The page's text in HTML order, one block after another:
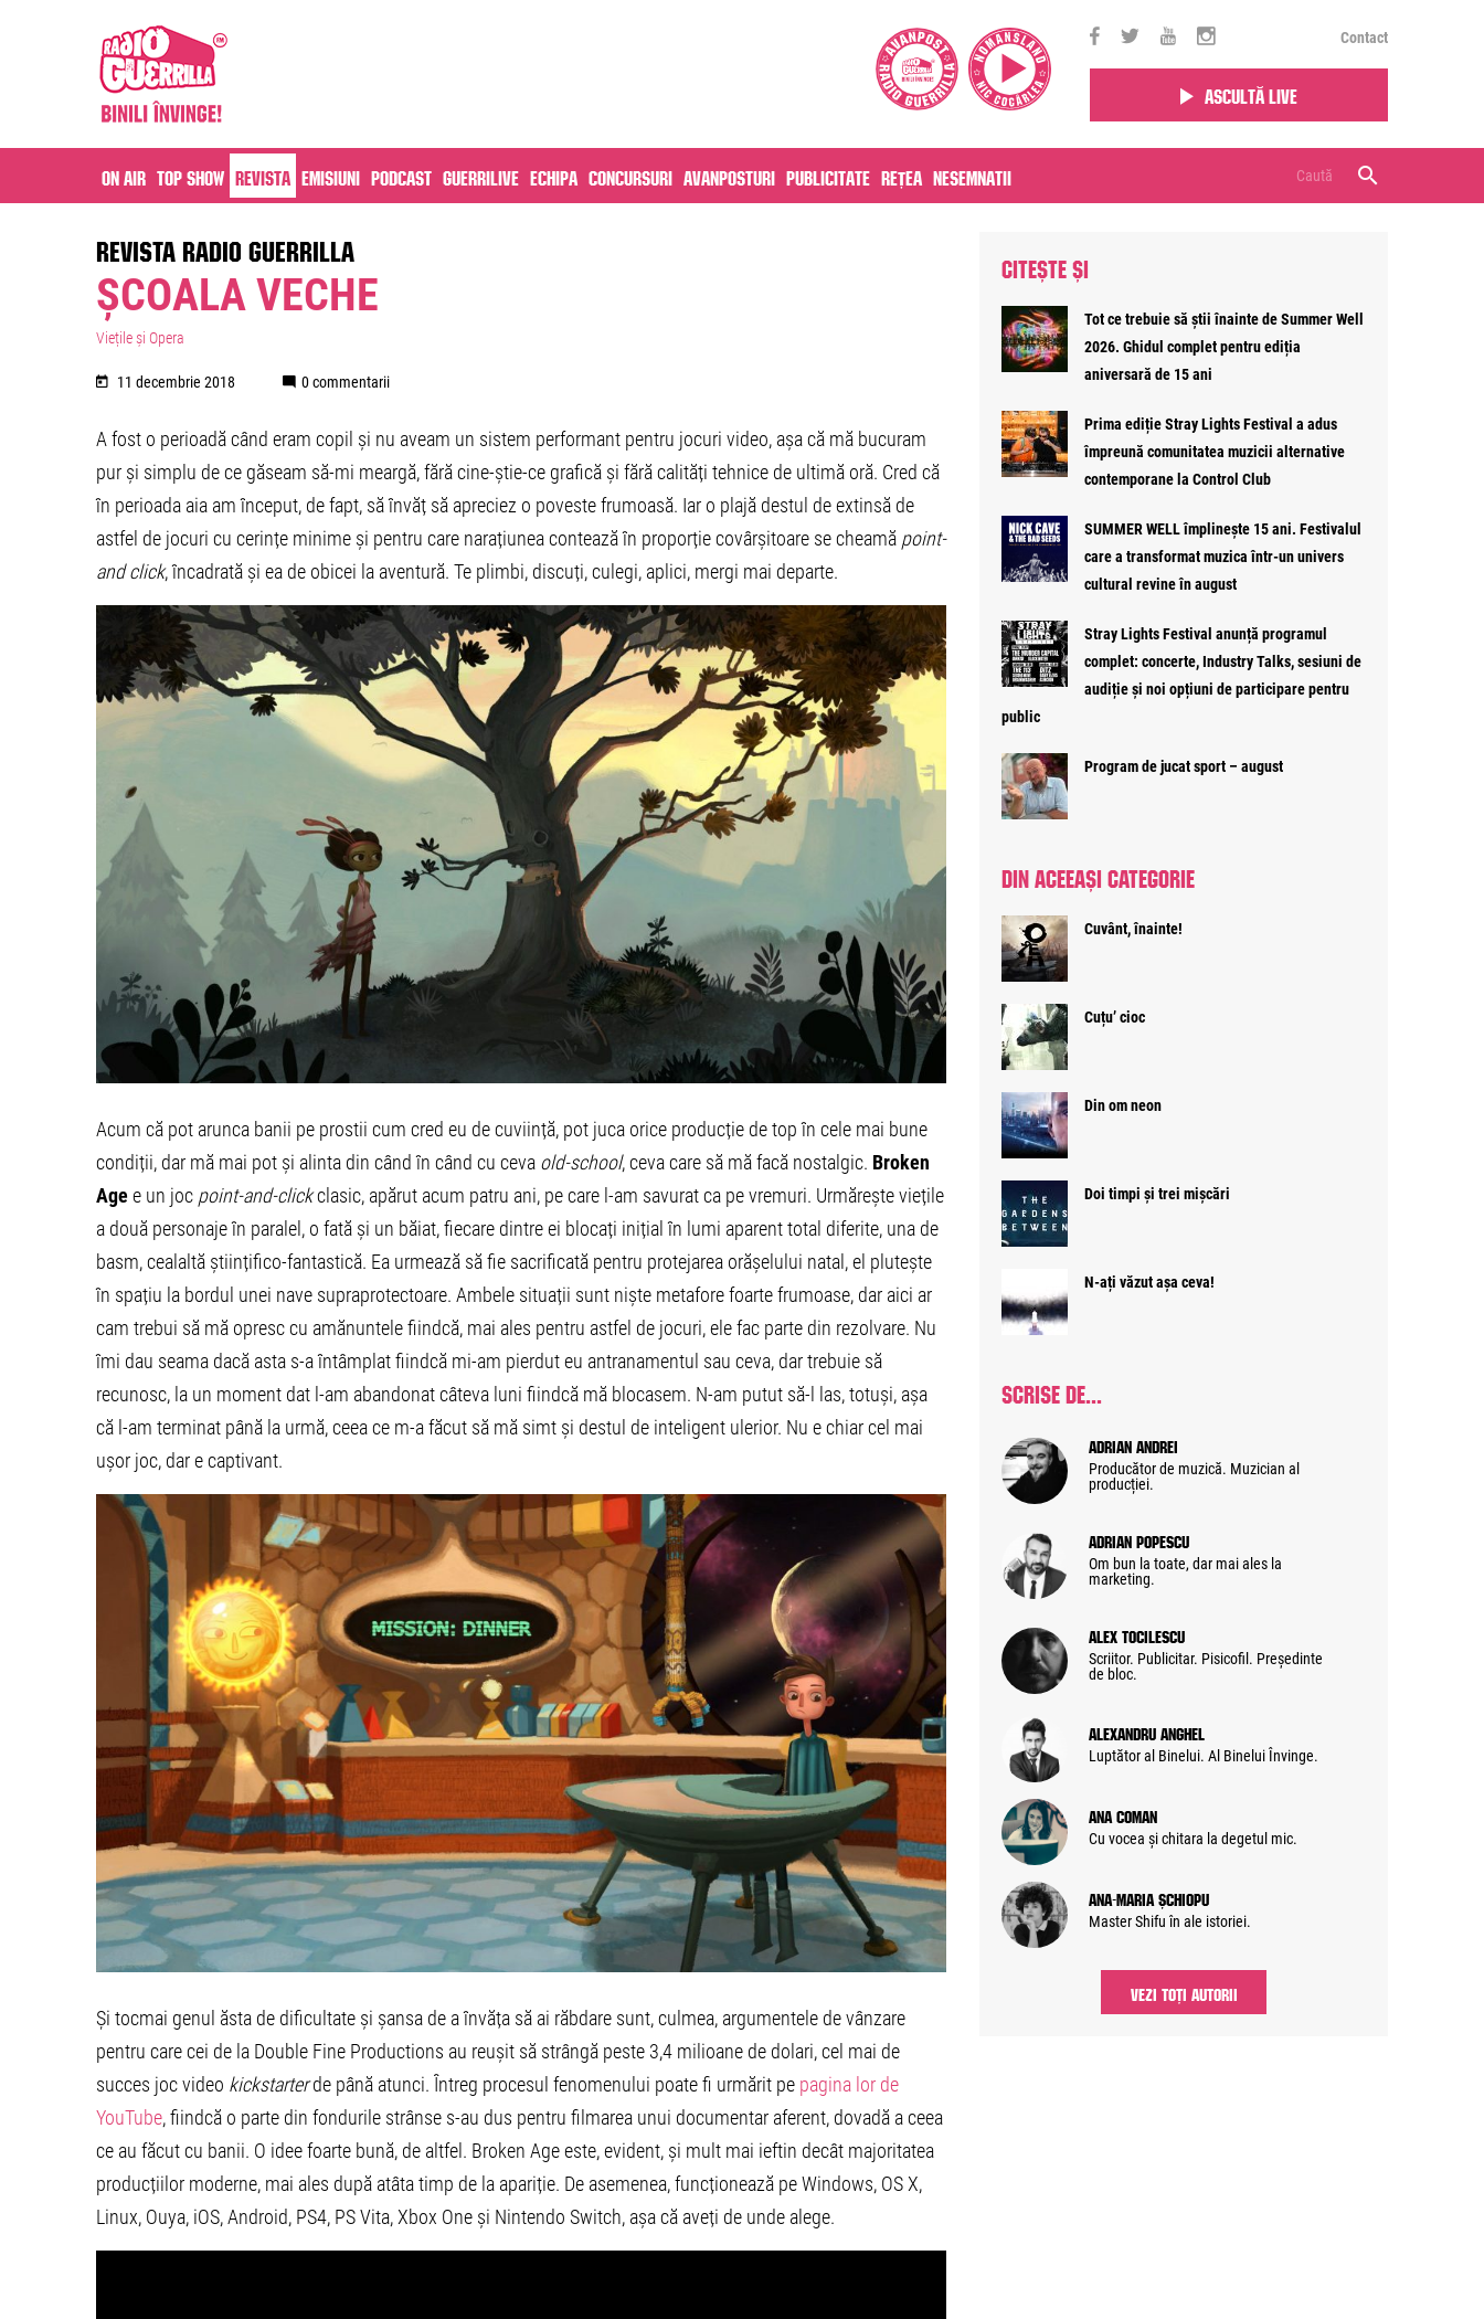
Contact
Ascultă live
On air Top Show Revista Emisiuni Podcast Guerrilive Echipa Concursuri Avanposturi Publicitate Rețea Nesemnatii
REVISTA RADIO GUERRILLA
ȘCOALA VECHE
Viețile și Opera
11 decembrie 2018 0 commentarii
A fost o perioadă când eram copil și nu aveam un sistem performant pentru jocuri video, așa că mă bucuram
pur și simplu de ce găseam să-mi meargă, fără cine-știe-ce grafică și fără calități tehnice de ultimă oră. Cred că
în perioada aia am început, de fapt, să învăț să apreciez o poveste frumoasă. Iar o plajă destul de extinsă de
astfel de jocuri cu cerințe minime și pentru care narațiunea contează în proporție covârșitoare se cheamă point-
and click, încadrată și ea de obicei la aventură. Te plimbi, discuți, culegi, aplici, mergi mai departe.
Acum că pot arunca banii pe prostii cum cred eu de cuviință, pot juca orice producție de top în cele mai bune
condiții, dar mă mai pot și alinta din când în când cu ceva old-school, ceva care să mă facă nostalgic. Broken
Agee un joc point-and-clickclasic, apărut acum patru ani, pe care l-am savurat ca pe vremuri. Urmărește viețile
a două personaje în paralel, o fată și un băiat, fiecare dintre ei blocați inițial în lumi aparent total diferite, una de
basm, cealaltă științifico-fantastică. Ea urmează să fie sacrificată pentru protejarea orășelului natal, el plutește
în spațiu la bordul unei nave supraprotectoare. Ambele situații sunt niște metafore foarte frumoase, dar aici ar
cam trebui să mă opresc cu amănuntele fiindcă, mai ales pentru astfel de jocuri, ele fac parte din rezolvare. Nu
îmi dau seama dacă asta s-a întâmplat fiindcă mi-am pierdut eu antranamentul sau ceva, dar trebuie să
recunosc, la un moment dat l-am abandonat câteva luni fiindcă mă blocasem. N-am putut să-l las, totuși, așa
că l-am terminat până la urmă, ceea ce m-a făcut să mă simt și destul de inteligent ulerior. Nu e chiar cel mai
ușor joc, dar e captivant.
Și tocmai genul ăsta de dificultate și șansa de a învăța să ai răbdare sunt, culmea, argumentele de vânzare
pentru care cei de la Double Fine Productions au reușit să strângă peste 3,4 milioane de dolari, cel mai de
succes joc video kickstarterde până atunci. Întreg procesul fenomenului poate fi urmărit pe pagina lor de
YouTube, fiindcă o parte din fondurile strânse s-au dus pentru filmarea unui documentar aferent, dovadă a ceea
ce au făcut cu banii. O idee foarte bună, de altfel. Broken Age este, evident, și mult mai ieftin decât majoritatea
producțiilor moderne, mai ales după atâta timp de la apariție. De asemenea, funcționează pe Windows, OS X,
Linux, Ouya, iOS, Android, PS4, PS Vita, Xbox One și Nintendo Switch, așa că aveți de unde alege.
CITEȘTE ȘI
Tot ce trebuie să știi înainte de Summer Well
2026. Ghidul complet pentru ediția
aniversară de 15 ani
Prima ediție Stray Lights Festival a adus
împreună comunitatea muzicii alternative
contemporane la Control Club
SUMMER WELL împlinește 15 ani. Festivalul
care a transformat muzica într-un univers
cultural revine în august
Stray Lights Festival anunță programul
complet: concerte, Industry Talks, sesiuni de
audiție și noi opțiuni de participare pentru
public
Program de jucat sport – august
DIN ACEEAȘI CATEGORIE
Cuvânt, înainte!
Cuțu’ cioc
Din om neon
Doi timpi și trei mișcări
N-ați văzut așa ceva!
SCRISE DE...
Adrian Andrei
Producător de muzică. Muzician al
producției.
Adrian Popescu
Om bun la toate, dar mai ales la
marketing.
Alex Tocilescu
Scriitor. Publicitar. Pisicofil. Președinte
de bloc.
Alexandru Anghel
Luptător al Binelui. Al Binelui Învinge.
Ana Coman
Cu vocea și chitara la degetul mic.
Ana-Maria Șchiopu
Master Shifu în ale istoriei.
VEZI TOȚI AUTORII